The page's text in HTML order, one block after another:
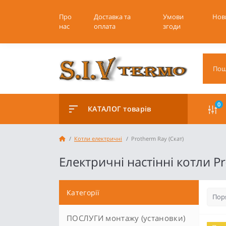
Про
нас
Доставка та
оплата
Умови
згоди
КАТАЛОГ товарів 0
Котли електричні Protherm Ray (Скат)
Електричні настінні
Категорії
ПОСЛУГИ монтажу (установки)